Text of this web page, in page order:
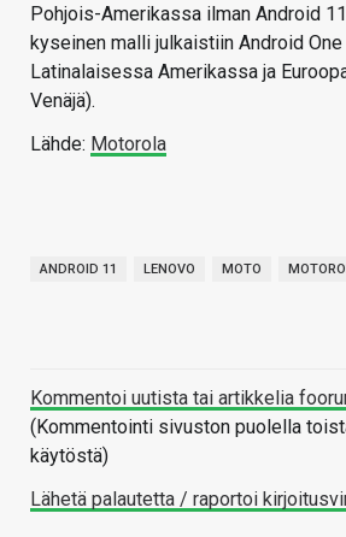
Pohjois-Amerikassa ilman Android
kyseinen malli julkaistiin Android
Latinalaisessa Amerikassa ja
Venäjä).
Lähde: Motorola
ANDROID 11 LENOVO MOTO
Kommentoi uutista tai artikkelia
(Kommentointi sivuston puolella
käytöstä)
Lähetä palautetta / raportoi